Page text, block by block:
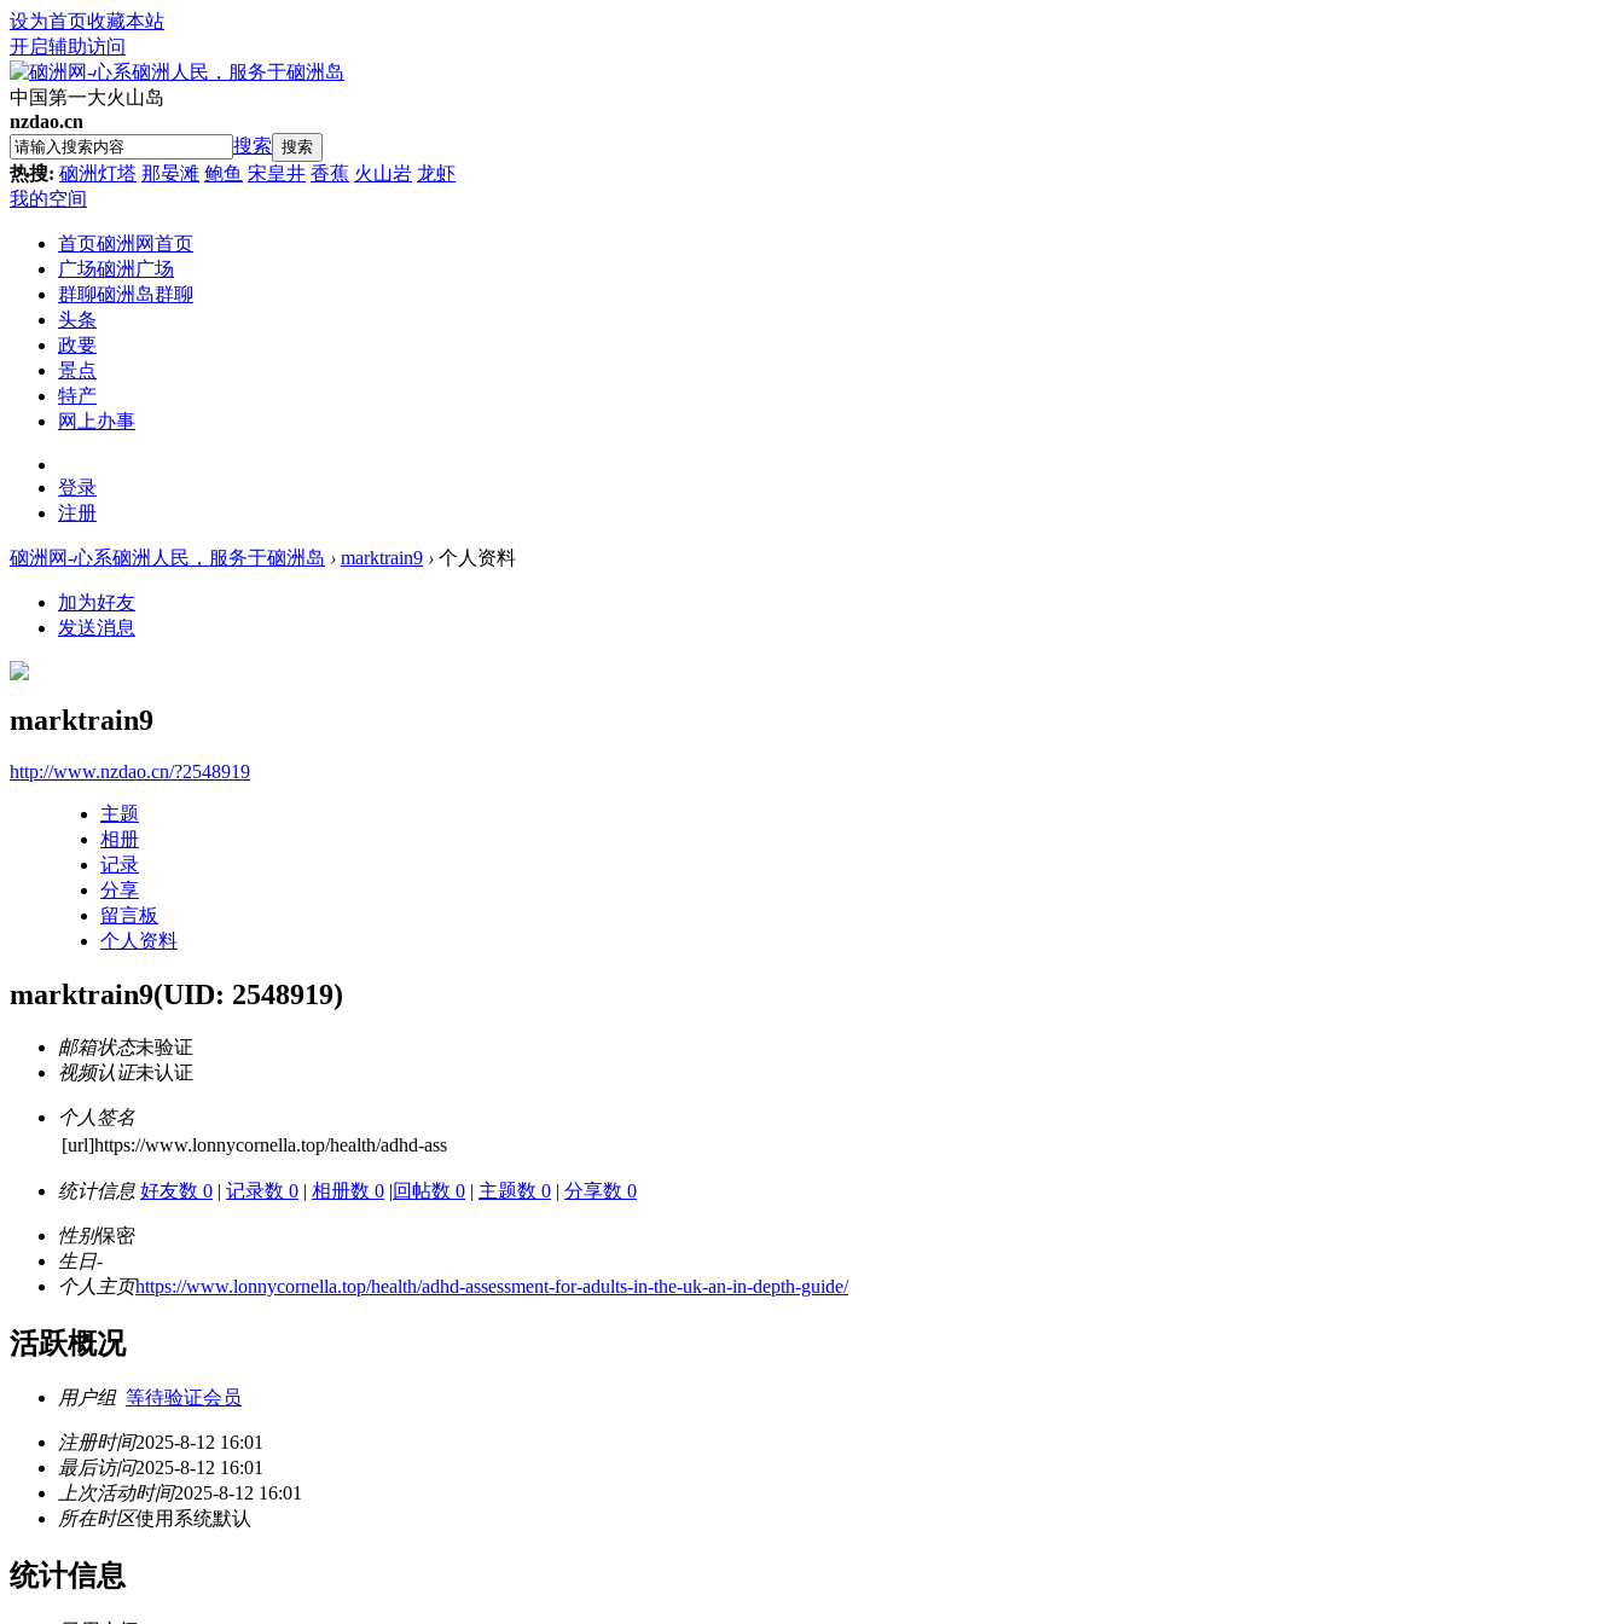
设为首页收藏本站
开启辅助访问
中国第一大火山岛
nzdao.cn
搜索 搜索
热搜: 硇洲灯塔 那晏滩 鲍鱼 宋皇井 香蕉 火山岩 龙虾
我的空间
首页硇洲网首页
广场硇洲广场
群聊硇洲岛群聊
头条
政要
景点
特产
网上办事
登录
注册
硇洲网-心系硇洲人民，服务于硇洲岛 › marktrain9 › 个人资料
加为好友
发送消息
marktrain9
http://www.nzdao.cn/?2548919
主题
相册
记录
分享
留言板
个人资料
marktrain9(UID: 2548919)
邮箱状态未验证
视频认证未认证
个人签名
[url]https://www.lonnycornella.top/health/adhd-ass
统计信息 好友数 0 | 记录数 0 | 相册数 0 |回帖数 0 | 主题数 0 | 分享数 0
性别保密
生日-
个人主页https://www.lonnycornella.top/health/adhd-assessment-for-adults-in-the-uk-an-in-depth-guide/
活跃概况
用户组 等待验证会员
注册时间2025-8-12 16:01
最后访问2025-8-12 16:01
上次活动时间2025-8-12 16:01
所在时区使用系统默认
统计信息